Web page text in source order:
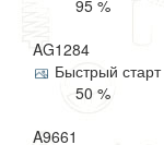
95 %
AG1284
Быстрый
50 %
A9661